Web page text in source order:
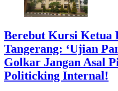
Berebut Kursi Ketua
Tangerang: ‘Ujian
Golkar Jangan Asal
Politicking Internal!